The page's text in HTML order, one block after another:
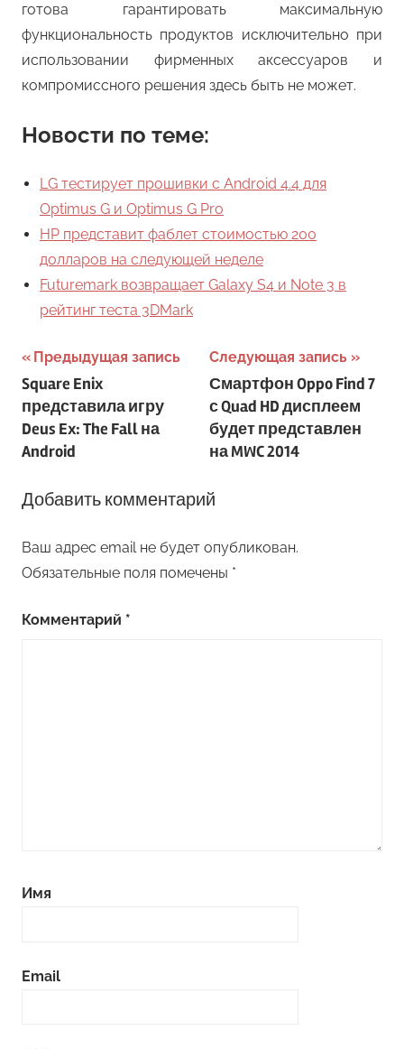
готова гарантировать максимальную
функциональность продуктов исключительно при
использовании фирменных аксессуаров и
компромиссного решения здесь быть не может.
Новости по теме:
LG тестирует прошивки с Android 4.4 для
Optimus G и Optimus G Pro
HP представит фаблет стоимостью 200
долларов на следующей неделе
Futuremark возвращает Galaxy S4 и Note 3 в
рейтинг теста 3DMark
Навигация
по
записям
Предыдущая запись
Square Enix
представила игру
Deus Ex: The Fall на
Android
Следующая запись
Смартфон Oppo Find 7
с Quad HD дисплеем
будет представлен
на MWC 2014
Добавить комментарий
Ваш адрес email не будет опубликован.
Обязательные поля помечены *
Комментарий *
Имя
Email